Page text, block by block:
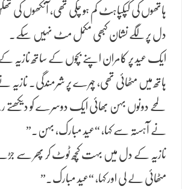
ہاتھوں کی کپکپاہٹ کم ہو چکی تھی، آنکھوں کی
دل پر لگے نشان کبھی مکمل مٹ نہیں سکے۔
ایک عید پر کامران اپنے بچوں کے ساتھ نازیہ
ہاتھ میں مٹھائی تھی، چہرے پر شرمندگی۔ نازیہ نے
لمحے دونوں بہن بھائی ایک دوسرے کو دیکھتے
نے آہستہ سے کہا، “عید مبارک، بہن.”
نازیہ کے دل میں بہت کچھ ٹوٹ کر پھر سے
مٹھائی لے لی اور کہا، “عید مبارک.”